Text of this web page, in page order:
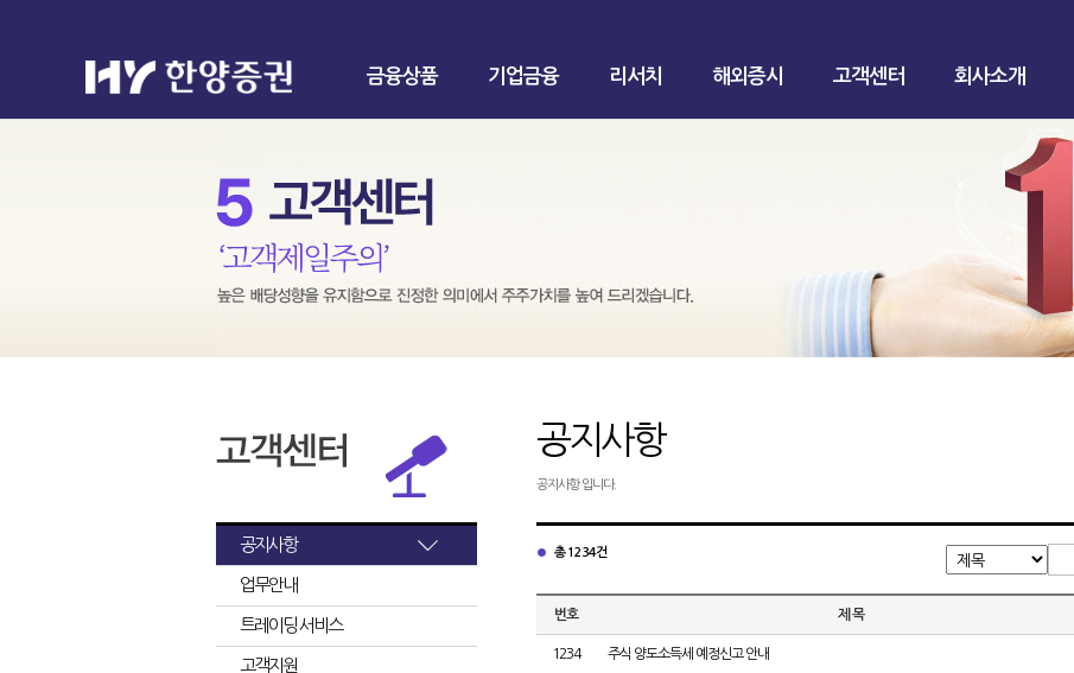
금융상품 기업금융 리서치 해외증시 고객센터 회사소개
공지사항
업무안내
트레이딩 서비스
고객지원
공지사항
공지사항 입니다.
총 1234건
번호 제 목
1234 주식 양도소득세 예정신고 안내